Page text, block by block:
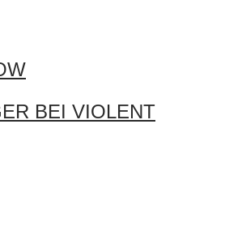
BEI VIOLENT